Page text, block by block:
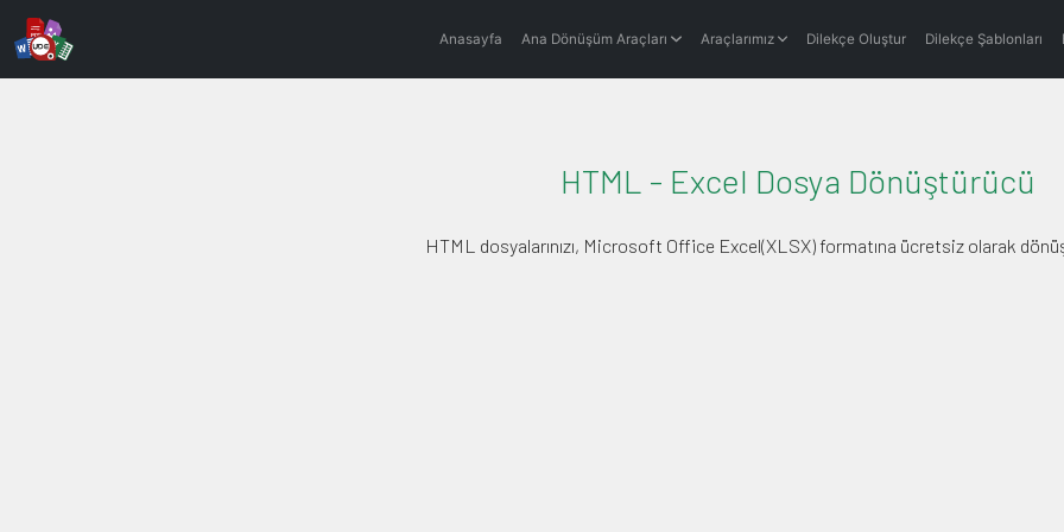
Anasayfa Ana Dönüşüm Araçları Araçlarımız Dilekçe Oluştur Dilekçe Şablonları
HTML - Excel Dosya Dönüştürücü
HTML dosyalarınızı, Microsoft Office Excel(XLSX) formatına ücretsiz olarak